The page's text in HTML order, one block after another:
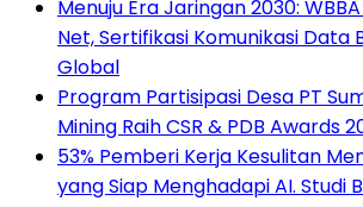
Menuju Era Jaringan 2030:
Net, Sertifikasi Komunikasi Data
Global
Program Partisipasi Desa PT
Mining Raih CSR & PDB Awards
53% Pemberi Kerja Kesulitan
yang Siap Menghadapi AI. Studi